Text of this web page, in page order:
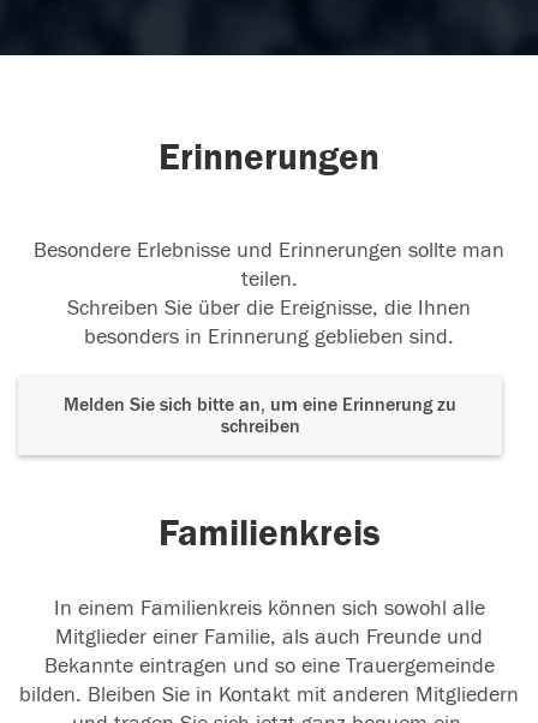
Erinnerungen
Besondere Erlebnisse und Erinnerungen sollte man
teilen.
Schreiben Sie über die Ereignisse, die Ihnen
besonders in Erinnerung geblieben sind.
Melden Sie sich bitte an, um eine Erinnerung zu
schreiben
Familienkreis
In einem Familienkreis können sich sowohl alle
Mitglieder einer Familie, als auch Freunde und
Bekannte eintragen und so eine Trauergemeinde
bilden. Bleiben Sie in Kontakt mit anderen Mitgliedern